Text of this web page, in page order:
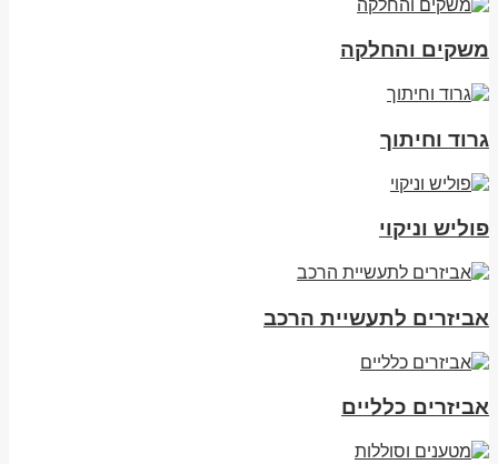
משקים והחלקה
גרוד וחיתוך
פוליש וניקוי
אביזרים לתעשיית הרכב
אביזרים כלליים